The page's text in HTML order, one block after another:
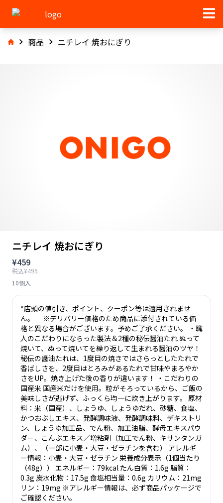
商品 ニチレイ 焼おにぎり
ニチレイ 焼おにぎり
¥459
税込¥495
10個入
*店頭の値引き、ポイント、クーポン等は適用されませ
ん。 ※デリバリー価格のため商品に添付されている価
格と異なる場合がございます。予めご了承ください。 ・職
人のこだわりにならった製法＆2種の秘伝醤油たれ ぬって
焼いて、ぬって焼いてを繰り返して生まれる醤油のツヤ！
秘伝の醤油たれは、1度目の焼きではさらっとしたたれで
香ばしさを、2度目はとろみがあるたれで甘味やまろやか
さをUP。焼き上げた後の香りが違います！ ・こだわりの
国産米 国産米だけを使用。粒がそろっているから、ご飯の
美味しさが逃げず、ふっくら均一に炊き上がります。 原材
料：米（国産）、しょうゆ、しょうゆだれ、砂糖、食塩、
かつおぶしエキス、発酵調味液、発酵調味料、デキストリ
ン、しょうゆ加工品、でん粉、加工油脂、酵母エキスパウ
ダー、こんぶエキス／増粘剤（加工でん粉、キサンタンガ
ム）、（一部に小麦・大豆・ゼラチンを含む） アレルギ
ー情報：小麦・大豆・ゼラチン 栄養成分表示（1個当たり
（48g）） エネルギー：79kcal たん白質：1.6g 脂質：
0.3g 炭水化物：17.5g 食塩相当量：0.6g カリウム：21mg
リン：19mg ※アレルギー情報は、必ず商品パッケージで
ご確認ください。